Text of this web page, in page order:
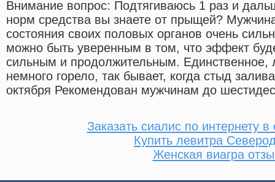
Внимание вопрос: Подтягиваюсь 1 раз и
норм средства вы знаете от прыщей?
состояния своих половых органов очень
можно быть уверенным в том, что эффект
сильным и продолжительным. Единственное,
немного горело, так бывает, когда стыд
октября Рекомендован мужчинам до
Заказать сиалис по интернету в
Купить левитра
Женская виагра